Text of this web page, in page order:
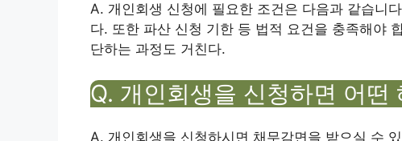
A. 개인회생 신청에 필요한 조건은 다음과 같습니
다. 또한 파산 신청 기한 등 법적 요건을 충족해야
단하는 과정도 거친다.
Q. 개인회생을 신청하면 어떤
A. 개인회생을 신청하시면 채무감면을 받으실 수